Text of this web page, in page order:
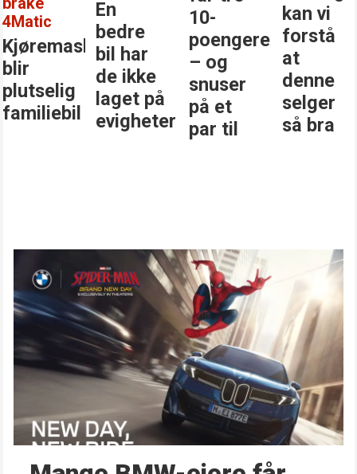
4Matic
Kjøremaskinen
blir
plutselig
familiebil
En
bedre
bil har
de ikke
laget på
evigheter
10-
poengere
– og
snuser
på et
par til
kan vi
forstå
at
denne
selger
så bra